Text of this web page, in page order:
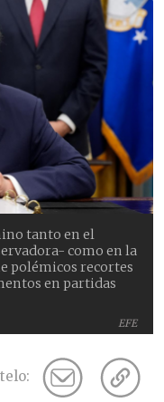
EFE
tanto en el
como en la
polémicos recortes
en partidas